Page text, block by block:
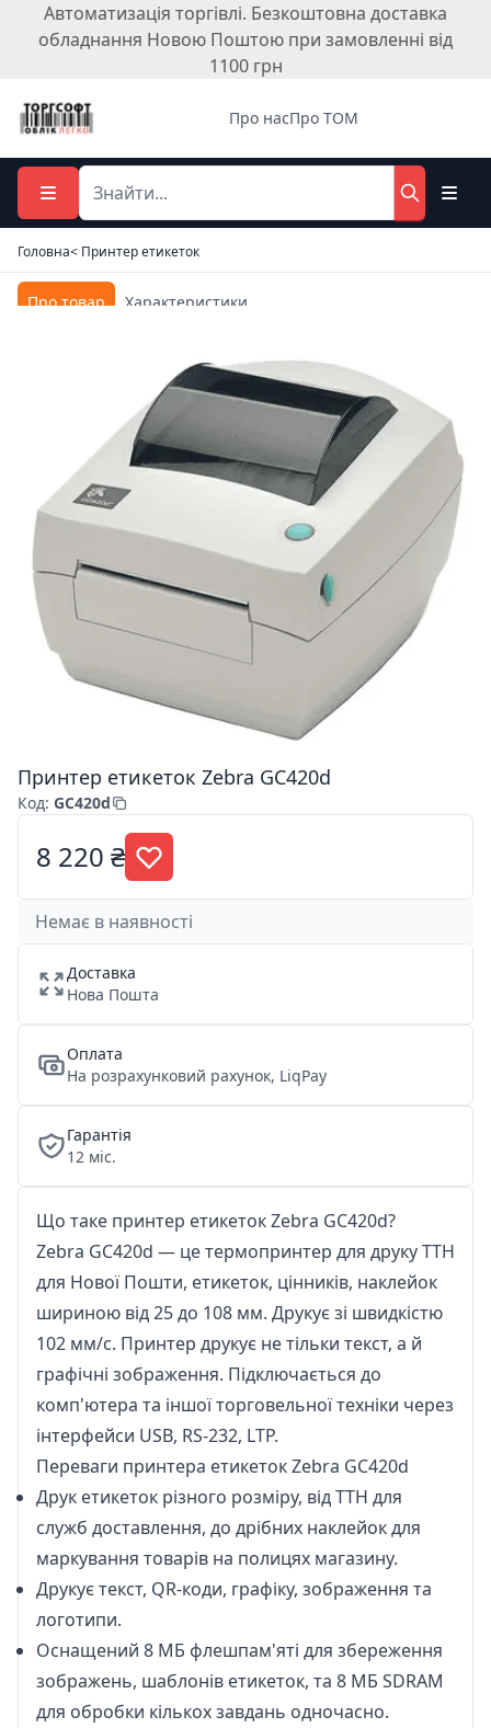
Автоматизація торгівлі. Безкоштовна доставка
обладнання Новою Поштою при замовленні від
1100 грн
Про насПро ТОМ
Головна< Принтер етикеток
Про товар Характеристики
Принтер етикеток Zebra GC420d
Код: GC420d
8 220 ₴
Немає в наявності
Доставка
Нова Пошта
Оплата
На розрахунковий рахунок, LiqPay
Гарантія
12 міс.
Що таке принтер етикеток Zebra GC420d?
Zebra GC420d — це термопринтер для друку ТТН
для Нової Пошти, етикеток, цінників, наклейок
шириною від 25 до 108 мм. Друкує зі швидкістю
102 мм/с. Принтер друкує не тільки текст, а й
графічні зображення. Підключається до
комп'ютера та іншої торговельної техніки через
інтерфейси USB, RS-232, LTP.
Переваги принтера етикеток Zebra GC420d
Друк етикеток різного розміру, від ТТН для
служб доставлення, до дрібних наклейок для
маркування товарів на полицях магазину.
Друкує текст, QR-коди, графіку, зображення та
логотипи.
Оснащений 8 МБ флешпам'яті для збереження
зображень, шаблонів етикеток, та 8 МБ SDRAM
для обробки кількох завдань одночасно.